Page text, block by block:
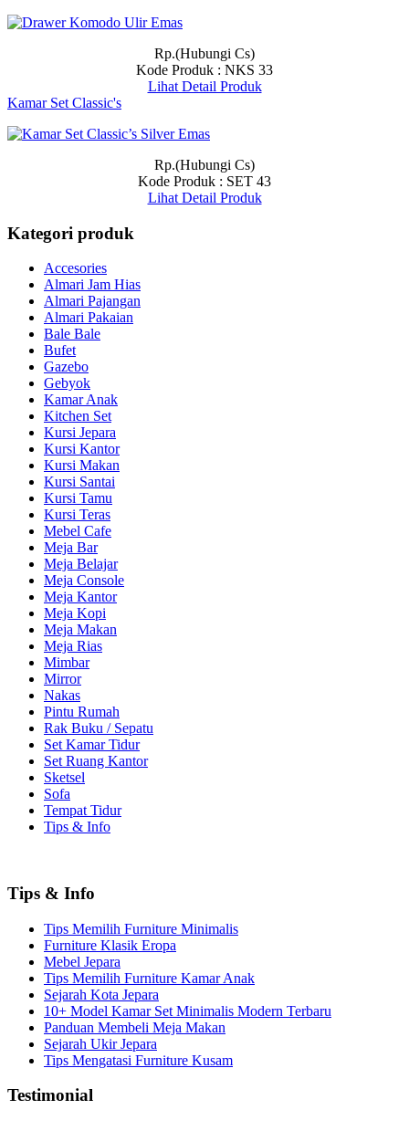
Rp.(Hubungi Cs)
Kode Produk : NKS 33
Lihat Detail Produk
Kamar Set Classic's
Rp.(Hubungi Cs)
Kode Produk : SET 43
Lihat Detail Produk
Kategori produk
Accesories
Almari Jam Hias
Almari Pajangan
Almari Pakaian
Bale Bale
Bufet
Gazebo
Gebyok
Kamar Anak
Kitchen Set
Kursi Jepara
Kursi Kantor
Kursi Makan
Kursi Santai
Kursi Tamu
Kursi Teras
Mebel Cafe
Meja Bar
Meja Belajar
Meja Console
Meja Kantor
Meja Kopi
Meja Makan
Meja Rias
Mimbar
Mirror
Nakas
Pintu Rumah
Rak Buku / Sepatu
Set Kamar Tidur
Set Ruang Kantor
Sketsel
Sofa
Tempat Tidur
Tips & Info
Tips & Info
Tips Memilih Furniture Minimalis
Furniture Klasik Eropa
Mebel Jepara
Tips Memilih Furniture Kamar Anak
Sejarah Kota Jepara
10+ Model Kamar Set Minimalis Modern Terbaru
Panduan Membeli Meja Makan
Sejarah Ukir Jepara
Tips Mengatasi Furniture Kusam
Testimonial